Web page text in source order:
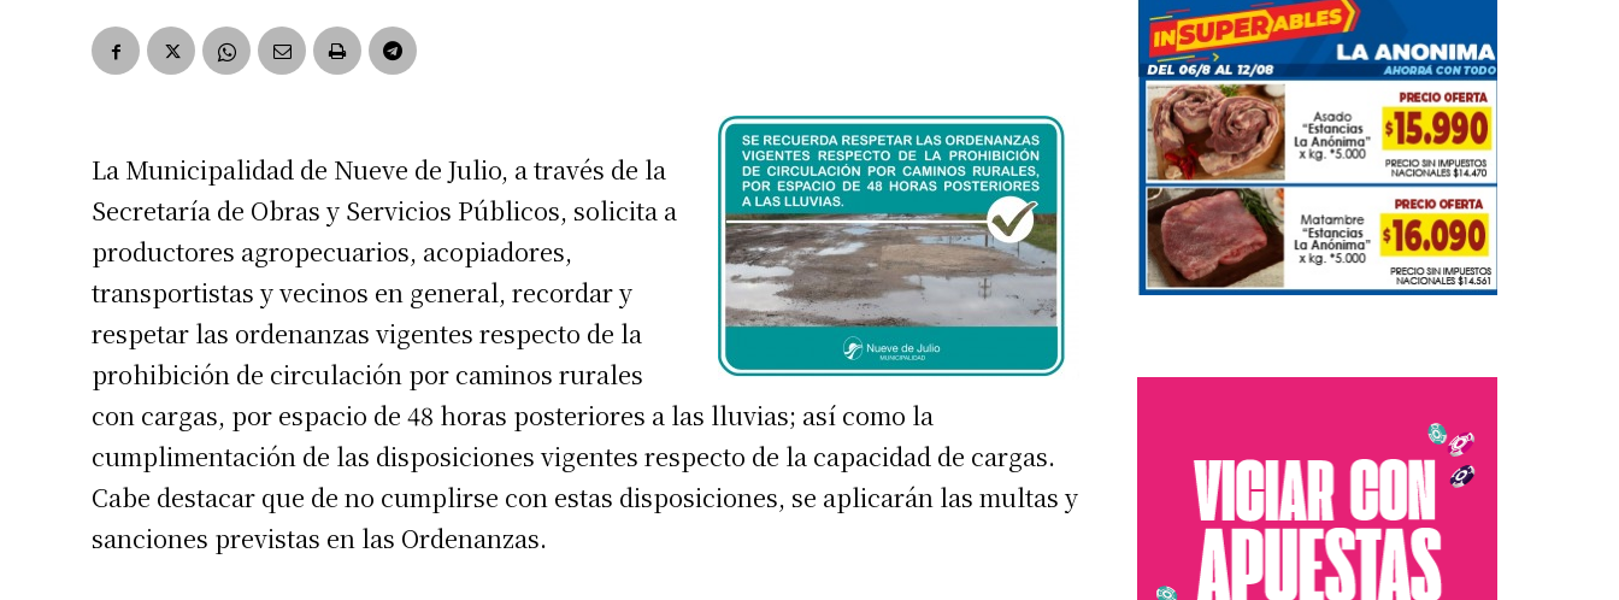
La Municipalidad de Nueve de Julio, a través de la
Secretaría de Obras y Servicios Públicos, solicita a
productores agropecuarios, acopiadores,
transportistas y vecinos en general, recordar y
respetar las ordenanzas vigentes respecto de la
prohibición de circulación por caminos rurales
con cargas, por espacio de 48 horas posteriores a las lluvias; así como la
cumplimentación de las disposiciones vigentes respecto de la capacidad de cargas.
Cabe destacar que de no cumplirse con estas disposiciones, se aplicarán las multas y
sanciones previstas en las Ordenanzas.